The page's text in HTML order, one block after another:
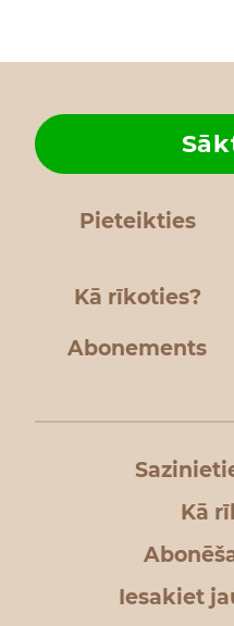
Pieteikties
Kā rīkoties?
Abonements
Kā
Iesakiet